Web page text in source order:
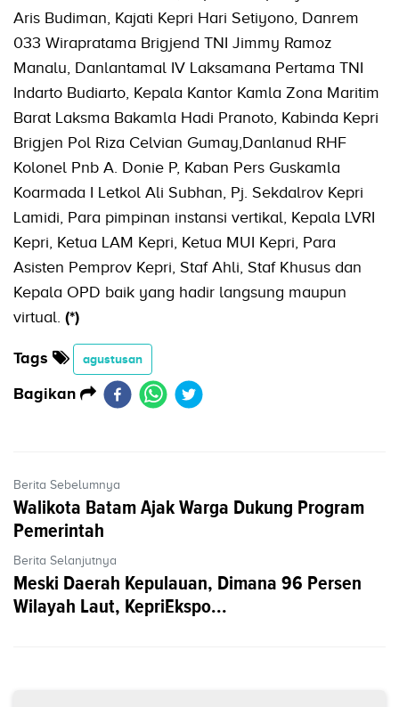
Aris Budiman, Kajati Kepri Hari Setiyono, Danrem
033 Wirapratama Brigjend TNI Jimmy Ramoz
Manalu, Danlantamal IV Laksamana Pertama TNI
Indarto Budiarto, Kepala Kantor Kamla Zona Maritim
Barat Laksma Bakamla Hadi Pranoto, Kabinda Kepri
Brigjen Pol Riza Celvian Gumay,Danlanud RHF
Kolonel Pnb A. Donie P, Kaban Pers Guskamla
Koarmada I Letkol Ali Subhan, Pj. Sekdalrov Kepri
Lamidi, Para pimpinan instansi vertikal, Kepala LVRI
Kepri, Ketua LAM Kepri, Ketua MUI Kepri, Para
Asisten Pemprov Kepri, Staf Ahli, Staf Khusus dan
Kepala OPD baik yang hadir langsung maupun
virtual. (*)
Tags agustusan
Bagikan
Berita Sebelumnya
Walikota Batam Ajak Warga Dukung Program
Pemerintah
Berita Selanjutnya
Meski Daerah Kepulauan, Dimana 96 Persen
Wilayah Laut, KepriEkspo...